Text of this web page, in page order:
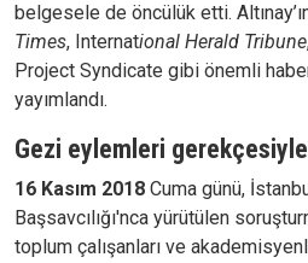
belgesele de öncülük etti.
Times, International Herald Tribune
Project Syndicate gibi önemli
yayımlandı.
Gezi eylemleri gerekçesiyle
16 Kasım 2018 Cuma günü,
Başsavcılığı'nca yürütülen
toplum çalışanları ve